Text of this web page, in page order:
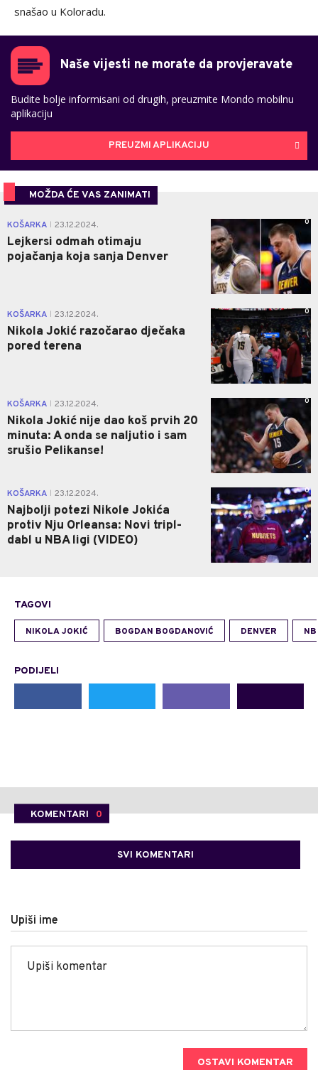
snašao u Koloradu.
Naše vijesti ne morate da provjeravate
Budite bolje informisani od drugih, preuzmite Mondo mobilnu
aplikaciju
PREUZMI APLIKACIJU
MOŽDA ĆE VAS ZANIMATI
KOŠARKA 23.12.2024.
Lejkersi odmah otimaju
pojačanja koja sanja Denver
0
KOŠARKA 23.12.2024.
Nikola Jokić razočarao dječaka
pored terena
0
KOŠARKA 23.12.2024.
Nikola Jokić nije dao koš prvih 20
minuta: A onda se naljutio i sam
srušio Pelikanse!
0
KOŠARKA 23.12.2024.
Najbolji potezi Nikole Jokića
protiv Nju Orleansa: Novi tripl-
dabl u NBA ligi (VIDEO)
0
TAGOVI
NIKOLA JOKIĆ BOGDAN BOGDANOVIĆ DENVER
PODIJELI
KOMENTARI 0
SVI KOMENTARI
Upiši ime
OSTAVI KOMENTAR